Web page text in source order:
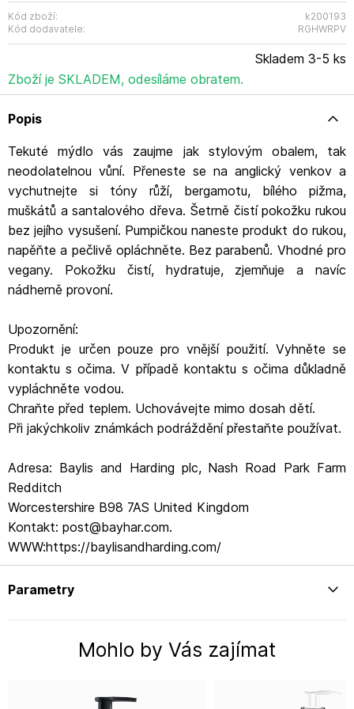
Chraňte před teplem. Uchovávejte mimo dosah dětí. Při
jakýchkoliv známkách podráždění přestaňte používat.
Adresa: Baylis and Harding plc, Nash Road Park Farm
Redditch Worcestershire B98 7AS United Kingdom
Kontakt: post@bayhar.com.
WWW:https://baylisandharding.com/
Kód zboží:
k200193
Kód dodavatele:
RGHWRPV
Skladem 3-5 ks
Zboží je SKLADEM, odesíláme obratem.
Popis
Tekuté mýdlo vás zaujme jak stylovým obalem, tak
neodolatelnou vůní. Přeneste se na anglický venkov a
vychutnejte si tóny růží, bergamotu, bílého pižma,
muškátů a santalového dřeva. Šetrně čistí pokožku rukou
bez jejího vysušení. Pumpičkou naneste produkt do rukou,
napěňte a pečlivě opláchněte. Bez parabenů. Vhodné pro
vegany. Pokožku čistí, hydratuje, zjemňuje a navíc
nádherně provoní.
Upozornění:
Produkt je určen pouze pro vnější použití. Vyhněte se
kontaktu s očima. V případě kontaktu s očima důkladně
vypláchněte vodou.
Chraňte před teplem. Uchovávejte mimo dosah dětí.
Při jakýchkoliv známkách podráždění přestaňte používat.
Adresa: Baylis and Harding plc, Nash Road Park Farm
Redditch
Worcestershire B98 7AS United Kingdom
Kontakt: post@bayhar.com.
WWW:https://baylisandharding.com/
Parametry
Mohlo by Vás zajímat